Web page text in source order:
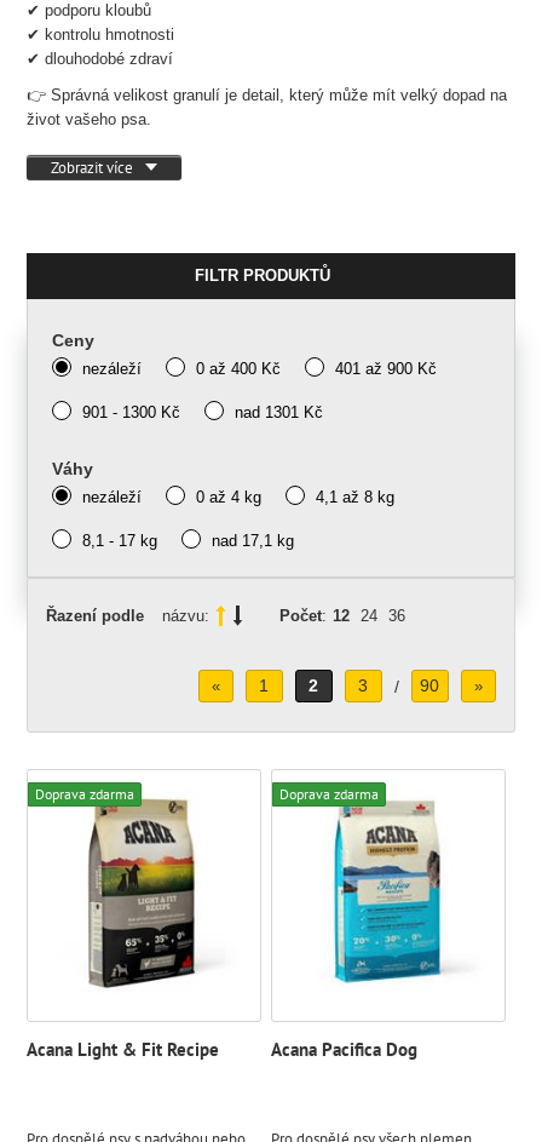
✔ podporu kloubů
✔ kontrolu hmotnosti
✔ dlouhodobé zdraví
👉 Správná velikost granulí je detail, který může mít velký dopad na
život vašeho psa.
Zobrazit více
FILTR PRODUKTŮ
Ceny
nezáleží 0 až 400 Kč 401 až 900 Kč
901 - 1300 Kč nad 1301 Kč
Váhy
nezáleží 0 až 4 kg 4,1 až 8 kg
8,1 - 17 kg nad 17,1 kg
Řazení podle názvu: Počet: 12 24 36
« 1 2 3 / 90 »
Doprava zdarma
Acana Light & Fit Recipe
Doprava zdarma
Acana Pacifica Dog